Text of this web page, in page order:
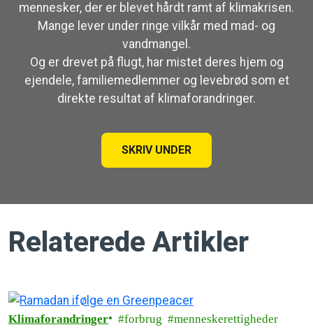
mennesker, der er blevet hårdt ramt af klimakrisen.
Mange lever under ringe vilkår med mad- og
vandmangel.
Og er drevet på flugt, har mistet deres hjem og
ejendele, familiemedlemmer og levebrød som et
direkte resultat af klimaforandringer.
SKRIV UNDER
Relaterede Artikler
Klimaforandringer forbrug menneskerettigheder